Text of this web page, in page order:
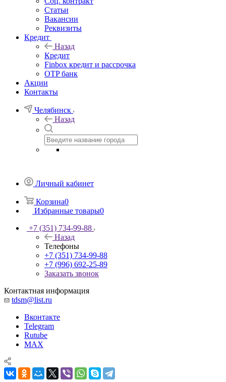
Статьи
Вакансии
Реквизиты
Кредит
Назад
Кредит
Finbox кредит и рассрочка
OTP банк
Акции
Контакты
Челябинск
Назад
Личный кабинет
Корзина0
Избранные товары0
+7 (351) 734-99-88
Назад
Телефоны
+7 (351) 734-99-88
+7 (996) 692-25-89
Заказать звонок
Контактная информация
tdsm@list.ru
Вконтакте
Telegram
Rutube
MAX